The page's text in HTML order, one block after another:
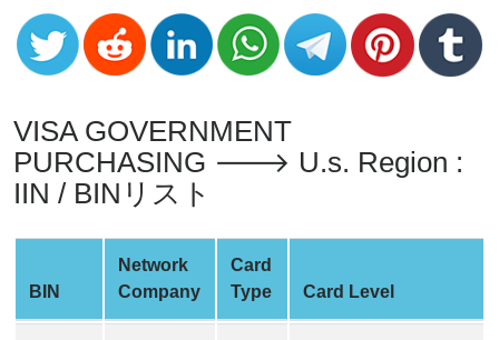
Card
Validator
Credit
Generator
Random
Credit
Generator
Generate
VISA GOVERNMENT
PURCHASING 🡒 U.s. Region :
IIN / BINリスト
BIN
Network
Company
Card
Type
Card Level